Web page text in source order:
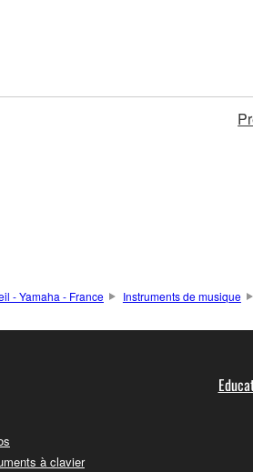
- Yamaha - France Instruments de musique
à clavier